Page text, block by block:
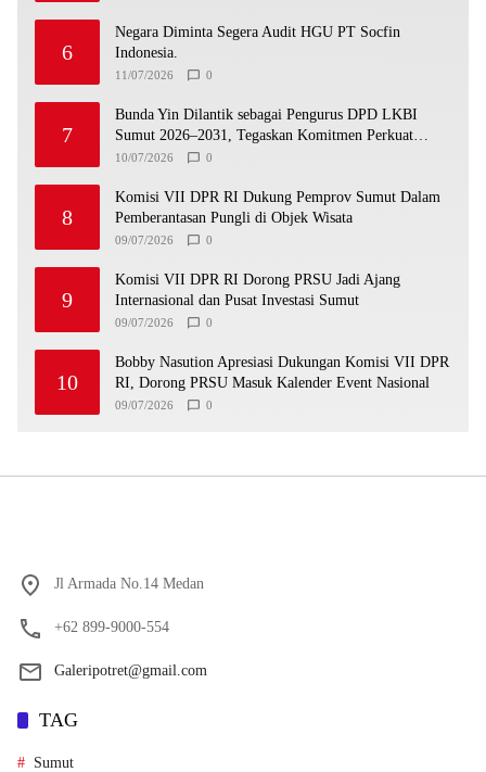
6
Negara Diminta Segera Audit HGU PT Socfin
Indonesia.
11/07/2026 0
7
Bunda Yin Dilantik sebagai Pengurus DPD LKBI
Sumut 2026–2031, Tegaskan Komitmen Perkuat
Toleransi dan Kerukunan
10/07/2026 0
8
Komisi VII DPR RI Dukung Pemprov Sumut Dalam
Pemberantasan Pungli di Objek Wisata
09/07/2026 0
9
Komisi VII DPR RI Dorong PRSU Jadi Ajang
Internasional dan Pusat Investasi Sumut
09/07/2026 0
10
Bobby Nasution Apresiasi Dukungan Komisi VII DPR
RI, Dorong PRSU Masuk Kalender Event Nasional
09/07/2026 0
Jl Armada No.14 Medan
+62 899-9000-554
Galeripotret@gmail.com
TAG
Sumut